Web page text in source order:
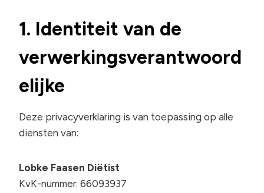
1. Identiteit van de
verwerkingsverantwoord
elijke
Deze privacyverklaring is van toepassing op alle
diensten van:
Lobke Faasen Diëtist
KvK-nummer: 66093937